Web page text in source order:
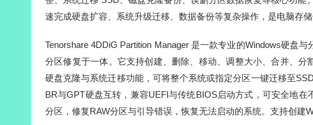
速完成硬盘扩容、系统升级迁移、数据备份等复杂操作，是电脑存
Tenorshare 4DDiG Partition Manager 是一款专业的Windows硬盘
分区修复于一体。它支持创建、删除、移动、调整大小、合并、
硬盘克隆与系统迁移功能，可将整个系统或指定分区一键迁移至
BR与GPT硬盘互转，兼容UEFI与传统BIOS启动方式，可安全地
分区，修复RAW分区与引导错误，恢复无法启动的系统。支持创建